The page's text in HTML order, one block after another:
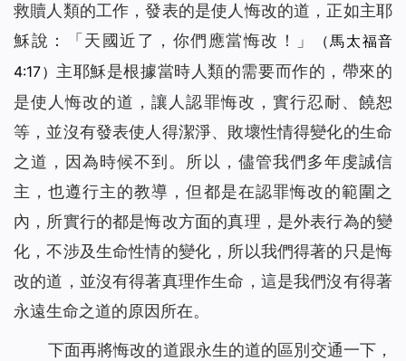
救贖人類的工作，發表的是使人悔改的道，正如主耶
穌說：「 天國近了，你們應當悔改！ 」
（馬太福音
4:17） 主耶穌是根據當時人類的需要而作的，帶來的
是使人悔改的道，讓人認罪悔改，實行忍耐、饒恕
等，並沒有發表使人得潔淨、敗壞性情得變化的生命
之道，因為時候不到。所以，儘管我們多年虔誠信
主，也遵行主的教導，但都是在認罪悔改的範圍之
內，所實行的都是悔改方面的真理，是外表行為的變
化，不涉及生命性情的變化，所以我們得著的只是悔
改的道，並沒有得著真理作生命，這是我們沒有得著
永遠生命之道的原因所在。
下面再將悔改的道跟永生的道的區別交通一下，